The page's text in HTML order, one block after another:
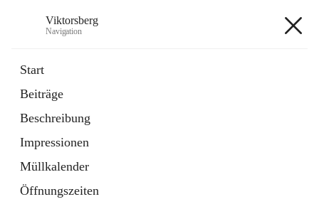
Viktorsberg
Navigation
Start
Beiträge
Beschreibung
Impressionen
Müllkalender
Öffnungszeiten
1 Schnellzugriff
Bürgerservice
10 Schnellzugriffe